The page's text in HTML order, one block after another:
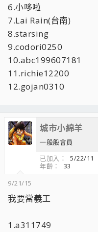
6.小哆啦
7.Lai Rain(台南)
8.starsing
9.codori0250
10.abc199607181
11.richie12200
12.gojan0310
城市小綿羊
一般般會員
已加入
5/22/11
年齡
33
9/21/15
我要當義工
1.a311749